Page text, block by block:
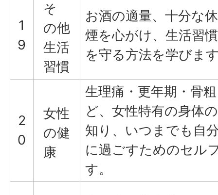
1
9
そ
の他
生活
習慣
お酒の適量、十分な
煙を心がけ、生活習
を守る方法を学びま
2
0
女性
の健
康
生理痛・更年期・骨
ど、女性特有の身体
知り、いつまでも自
に過ごすためのセル
す。